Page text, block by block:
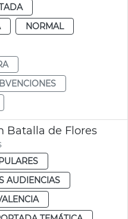
NORMAL
Batalla de Flores
AUDIENCIAS